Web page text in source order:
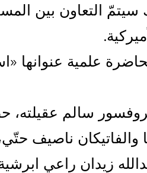
التعاون بين
علمية عنوانها
سالم عقيلته،
ناصيف
زيدان راعي